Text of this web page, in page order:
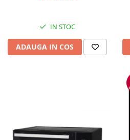
IN STOC
ADAUGA IN COS